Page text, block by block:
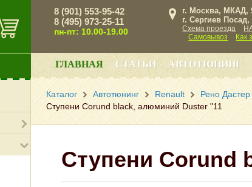
8 (901) 553-95-42
8 (495) 973-25-11
пн-пт: 10.00-19.00
г. Москва, МКАД,
г. Сергиев
Схема проезда
Самовывоз
Как
ГЛАВНАЯ СТАТЬИ АВТОТЮНИНГ
Каталог Автотюнинг Renault Рено Дастер
Ступени Corund black, алюминий Duster "11
Ступени Corund